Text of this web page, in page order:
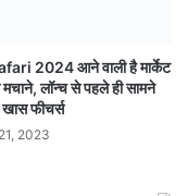
2024 आने वाली है मार्केट
लॉन्च से पहले ही सामने
फीचर्स
2023